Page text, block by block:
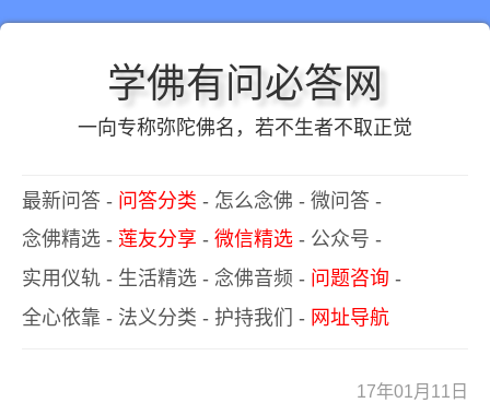
学佛有问必答网
一向专称弥陀佛名，若不生者不取正觉
最新问答 - 问答分类 - 怎么念佛 -微问答 -
念佛精选 - 莲友分享 -微信精选 - 公众号 -
实用仪轨 - 生活精选 - 念佛音频 - 问题咨询 -
全心依靠 - 法义分类 -护持我们 - 网址导航
17年01月11日